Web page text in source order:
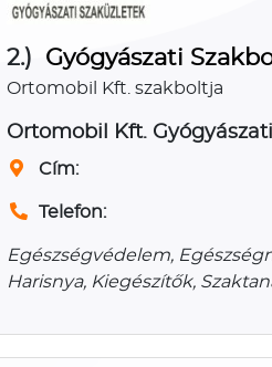
2.) Gyógyászati
Ortomobil Kft. szakboltja
Ortomobil Kft.
Cím:
Telefon:
Egészségvédelem,
Harisnya, Kiegészítők,